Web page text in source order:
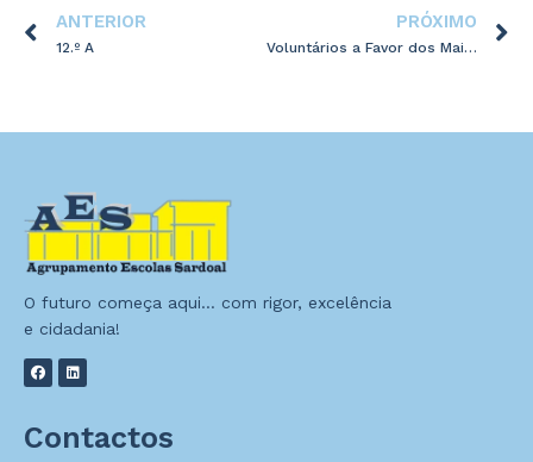
ANTERIOR
12.º A
PRÓXIMO
Voluntários a Favor dos Mais Vulneráveis
O futuro começa aqui… com rigor, excelência
e cidadania!
Contactos